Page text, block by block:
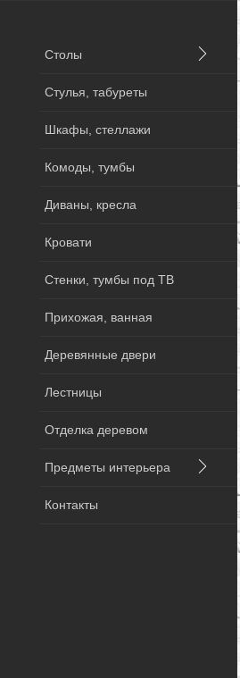
Столы
Стулья, табуреты
Шкафы, стеллажи
Комоды, тумбы
Диваны, кресла
Кровати
Стенки, тумбы под ТВ
Прихожая, ванная
Деревянные двери
Лестницы
Отделка деревом
Предметы интерьера
Контакты